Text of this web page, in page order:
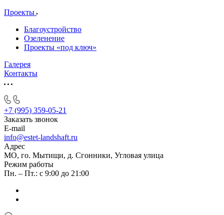
Проекты
Благоустройство
Озеленение
Проекты «под ключ»
Галерея
Контакты
+7 (995) 359-05-21
Заказать звонок
E-mail
info@estet-landshaft.ru
Адрес
МО, го. Мытищи, д. Сгонники, Угловая улица
Режим работы
Пн. – Пт.: с 9:00 до 21:00